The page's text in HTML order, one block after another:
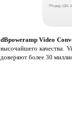
dBpoweramp Video
высочайшего качества.
доверяют более 30